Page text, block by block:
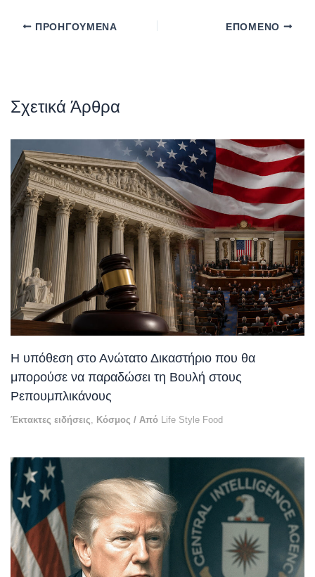
ΠΡΟΗΓΟΎΜΕΝΑ ΕΠΌΜΕΝΟ
Σχετικά Άρθρα
Η υπόθεση στο Ανώτατο Δικαστήριο που θα
μπορούσε να παραδώσει τη Βουλή στους
Ρεπουμπλικάνους
Έκτακτες ειδήσεις, Κόσμος / Από Life Style Food